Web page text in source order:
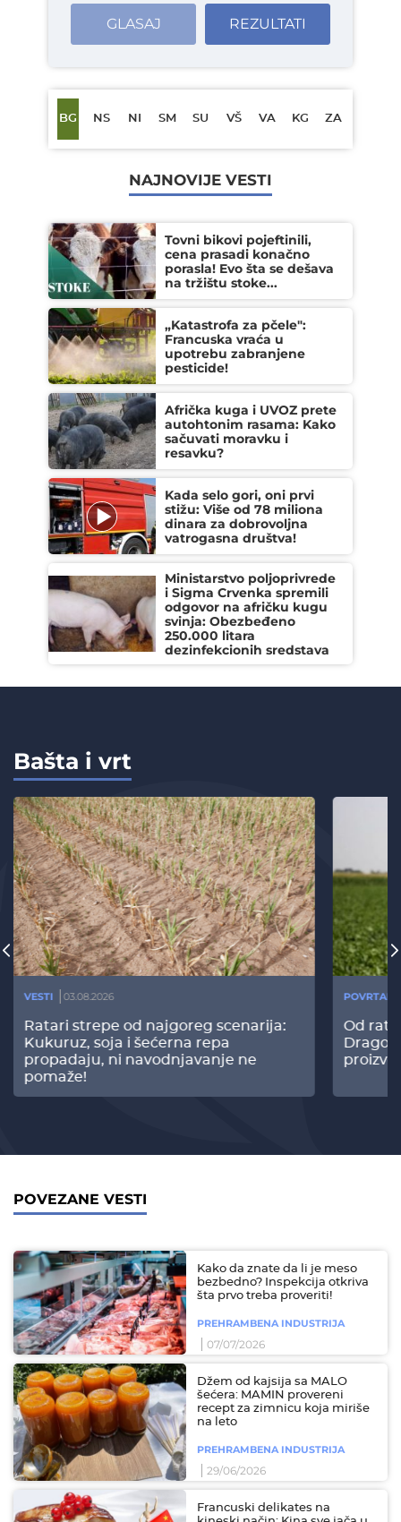
GLASAJ REZULTATI
BG NS NI SM SU VŠ VA KG ZA
NAJNOVIJE VESTI
Tovni bikovi pojeftinili,
cena prasadi konačno
porasla! Evo šta se dešava
na tržištu stoke...
„Katastrofa za pčele":
Francuska vraća u
upotrebu zabranjene
pesticide!
Afrička kuga i UVOZ prete
autohtonim rasama: Kako
sačuvati moravku i
resavku?
Kada selo gori, oni prvi
stižu: Više od 78 miliona
dinara za dobrovoljna
vatrogasna društva!
Ministarstvo poljoprivrede
i Sigma Crvenka spremili
odgovor na afričku kugu
svinja: Obezbeđeno
250.000 litara
dezinfekcionih sredstava
Bašta i vrt
VESTI 03.08.2026
Ratari strepe od najgoreg scenarija:
Kukuruz, soja i šećerna repa
propadaju, ni navodnjavanje ne
pomaže!
Od
POVEZANE VESTI
Kako da znate da li je meso
bezbedno? Inspekcija otkriva
šta prvo treba proveriti!
PREHRAMBENA INDUSTRIJA
07/07/2026
Džem od kajsija sa MALO
šećera: MAMIN provereni
recept za zimnicu koja miriše
na leto
PREHRAMBENA INDUSTRIJA
29/06/2026
Francuski delikates na